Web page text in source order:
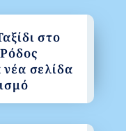
στο
σελίδα